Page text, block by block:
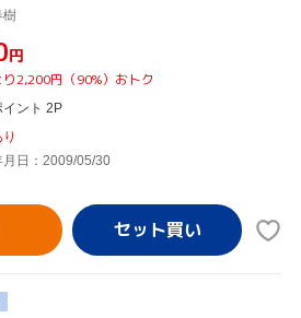
樹
円
り2,200円（90%）おトク
イント 2P
月日：2009/05/30